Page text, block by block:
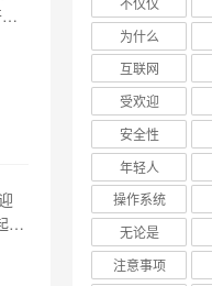
期
为什么
互联网
受欢迎
安全性
年轻人
操作系统
无论是
注意事项